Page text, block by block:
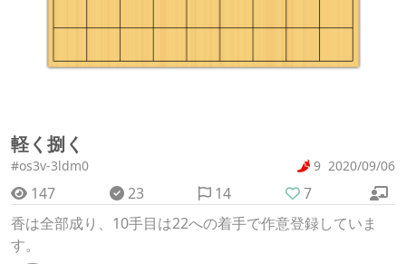
軽く捌く
#os3v-3ldm0 9 2020/09/06
147 23 14
7
香は全部成り、10手目は22への着手で作意登録していま
す。